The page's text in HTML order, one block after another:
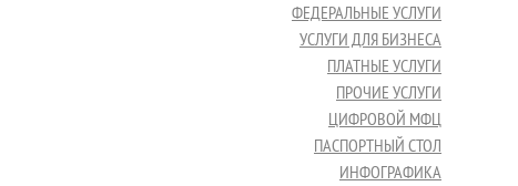
ФЕДЕРАЛЬНЫЕ УСЛУГИ
УСЛУГИ ДЛЯ БИЗНЕСА
ПЛАТНЫЕ УСЛУГИ
ПРОЧИЕ УСЛУГИ
ЦИФРОВОЙ МФЦ
ПАСПОРТНЫЙ СТОЛ
ИНФОГРАФИКА